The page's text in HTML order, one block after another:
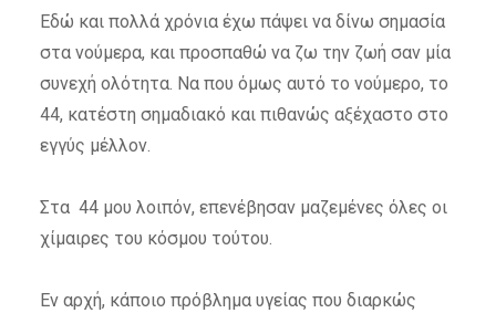
Εδώ και πολλά χρόνια έχω πάψει να δίνω σημασία
στα νούμερα, και προσπαθώ να ζω την ζωή σαν μία
συνεχή ολότητα. Να που όμως αυτό το νούμερο, το
44, κατέστη σημαδιακό και πιθανώς αξέχαστο στο
εγγύς μέλλον.
Στα 44 μου λοιπόν, επενέβησαν μαζεμένες όλες οι
χίμαιρες του κόσμου τούτου.
Εν αρχή, κάποιο πρόβλημα υγείας που διαρκώς